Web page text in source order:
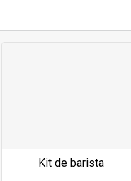
Kit de barista